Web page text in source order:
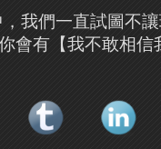
我們一直試圖不
會有【我不敢相信